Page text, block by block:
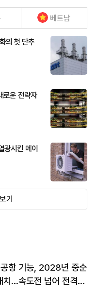
베트남
의 첫 단추
로운 전략자
광시킨 메이
기
항 기능, 2028년 중순
치…속도전 넘어 전격